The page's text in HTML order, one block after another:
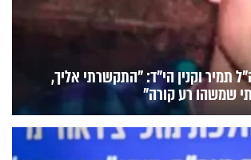
תמיר וקנין הי"ד: "התקשרתי אליך,
שמשהו רע קורה"